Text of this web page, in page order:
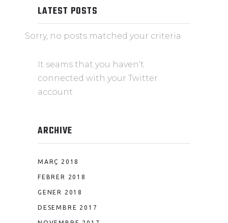
LATEST POSTS
Sorry, no posts matched your criteria.
It seams that you haven't
connected with your Twitter
account
ARCHIVE
MARÇ 2018
FEBRER 2018
GENER 2018
DESEMBRE 2017